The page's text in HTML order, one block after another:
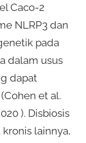
Caco-2
NLRP3 dan
pada
dalam usus
dapat
et al.
). Disbiosis
lainnya,